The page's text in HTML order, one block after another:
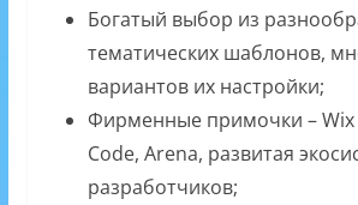
Богатый выбор из
тематических шаблонов,
вариантов их настройки;
Фирменные примочки – Wix
Code, Arena, развитая
разработчиков;